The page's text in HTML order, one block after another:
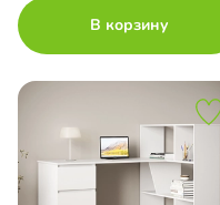
В корзину